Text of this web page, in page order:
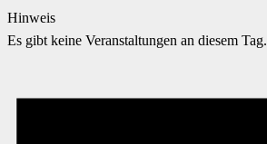
Hinweis
Es gibt keine Veranstaltungen an diesem Tag.